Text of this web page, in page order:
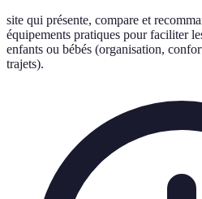
site qui présente, compare et
équipements pratiques pour faciliter
enfants ou bébés (organisation,
trajets).